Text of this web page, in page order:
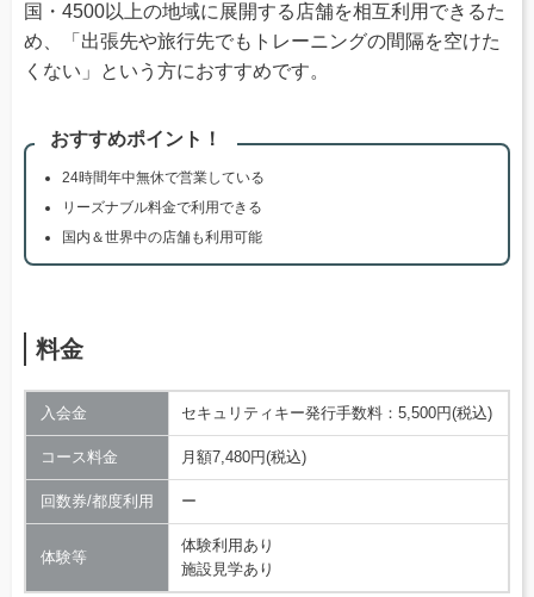
国・4500以上の地域に展開する店舗を相互利用できるた
め、「出張先や旅行先でもトレーニングの間隔を空けた
くない」という方におすすめです。
おすすめポイント！
24時間年中無休で営業している
リーズナブル料金で利用できる
国内＆世界中の店舗も利用可能
料金
入会金 セキュリティキー発行手数料：5,500円(税込)
コース料金 月額7,480円(税込)
回数券/都度利用 ー
体験等
体験利用あり
施設見学あり